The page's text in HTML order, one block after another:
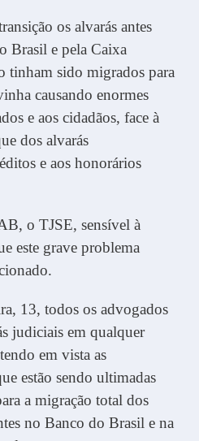
os alvarás antes
Brasil e pela Caixa
tinham sido migrados para
causando enormes
e aos cidadãos, face à
dos alvarás
e aos honorários
o TJSE, sensível à
este grave problema
13, todos os advogados
judiciais em qualquer
em vista as
estão sendo ultimadas
a migração total dos
no Banco do Brasil e na